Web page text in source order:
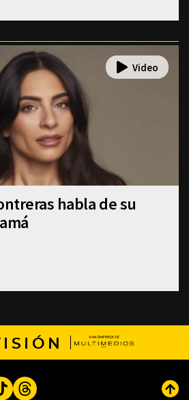
habla de su
TikTokThreads